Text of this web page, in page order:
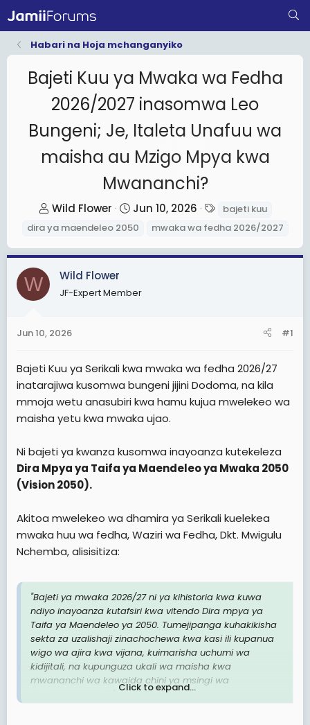
Habari na Hoja mchanganyiko
Bajeti Kuu ya Mwaka wa Fedha
2026/2027 inasomwa Leo
Bungeni; Je, Italeta Unafuu wa
maisha au Mzigo Mpya kwa
Mwananchi?
T
h
e
a
t
e
r
Wild Flower
S
t
r
d
Jun 10, 2026
a
s
bajeti kuu
dira ya maendeleo 2050
mwaka wa fedha 2026/2027
W Wild Flower
JF-Expert Member
Jun 10, 2026 #1
Bajeti Kuu ya Serikali kwa mwaka wa fedha 2026/27
inatarajiwa kusomwa bungeni jijini Dodoma, na kila
mmoja wetu anasubiri kwa hamu kujua mwelekeo wa
maisha yetu kwa mwaka ujao.
Ni bajeti ya kwanza kusomwa inayoanza kutekeleza
Dira Mpya ya Taifa ya Maendeleo ya Mwaka 2050
(Vision 2050).
Akitoa mwelekeo wa dhamira ya Serikali kuelekea
mwaka huu wa fedha, Waziri wa Fedha, Dkt. Mwigulu
Nchemba, alisisitiza:
"Bajeti ya mwaka 2026/27 ni ya kihistoria kwa kuwa
ndiyo inayoanza kutafsiri kwa vitendo Dira mpya ya
Taifa ya Maendeleo ya 2050. Tumejipanga kuhakikisha
sekta za uzalishaji zinachochewa kwa kasi ili kupanua
wigo wa ajira kwa vijana, kuimarisha uchumi wa
kidijitali, na kupunguza ukali wa maisha kwa
mwananchi wa kawaida chini ya msingi wa
Click to expand...